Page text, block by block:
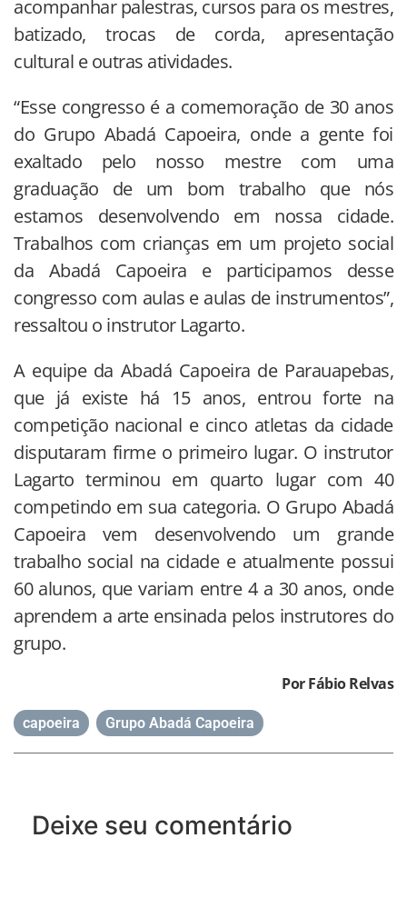
acompanhar palestras, cursos para os mestres,
batizado, trocas de corda, apresentação
cultural e outras atividades.
“Esse congresso é a comemoração de 30 anos
do Grupo Abadá Capoeira, onde a gente foi
exaltado pelo nosso mestre com uma
graduação de um bom trabalho que nós
estamos desenvolvendo em nossa cidade.
Trabalhos com crianças em um projeto social
da Abadá Capoeira e participamos desse
congresso com aulas e aulas de instrumentos”,
ressaltou o instrutor Lagarto.
A equipe da Abadá Capoeira de Parauapebas,
que já existe há 15 anos, entrou forte na
competição nacional e cinco atletas da cidade
disputaram firme o primeiro lugar. O instrutor
Lagarto terminou em quarto lugar com 40
competindo em sua categoria. O Grupo Abadá
Capoeira vem desenvolvendo um grande
trabalho social na cidade e atualmente possui
60 alunos, que variam entre 4 a 30 anos, onde
aprendem a arte ensinada pelos instrutores do
grupo.
Por Fábio Relvas
capoeira Grupo Abadá Capoeira
Deixe seu comentário